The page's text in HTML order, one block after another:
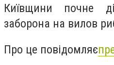
Київщини почне
заборона на вилов
Про це повідомляє